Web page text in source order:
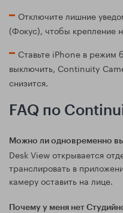
Отключите лишние
(Фокус), чтобы крепление
Ставьте iPhone в режим
выключить, Continuity
снизится.
FAQ по
Можно ли одновременно
Desk View открывается
транслировать в
камеру оставить на лице.
Почему у меня нет